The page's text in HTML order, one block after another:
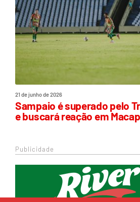
21 de junho de 2026
Sampaio é superado pelo
e buscará reação em
Publicidade